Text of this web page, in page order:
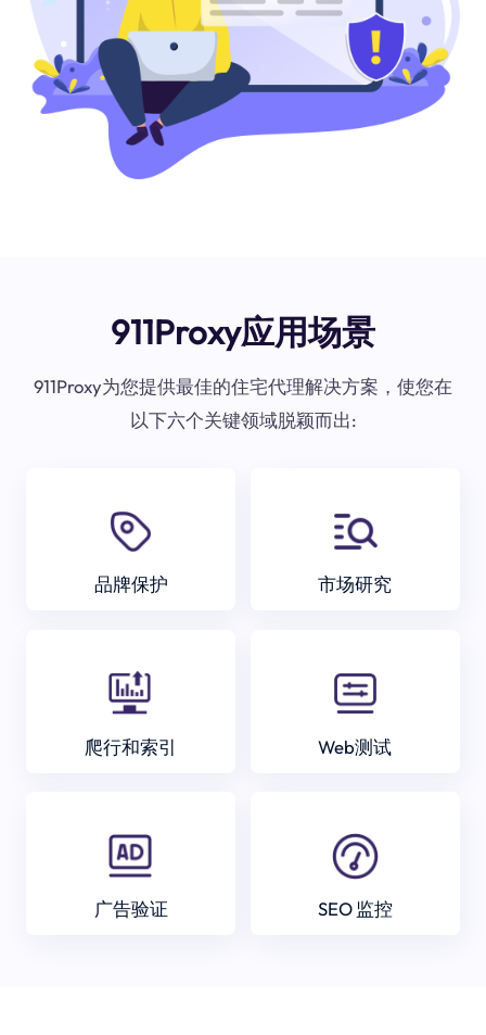
911Proxy应用场景
911Proxy为您提供最佳的住宅代理解决方案，使您在
以下六个关键领域脱颖而出:
品牌保护 市场研究
爬行和索引 Web测试
广告验证 SEO 监控